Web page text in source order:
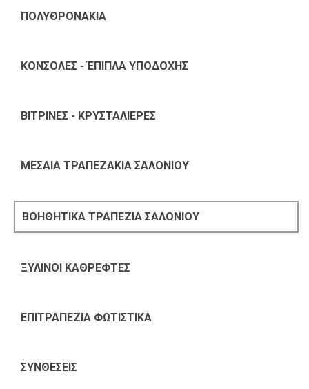
ΠΟΛΥΘΡΟΝΑΚΙΑ
ΚΟΝΣΟΛΕΣ - ΈΠΙΠΛΑ ΥΠΟΔΟΧΗΣ
ΒΙΤΡΙΝΕΣ - ΚΡΥΣΤΑΛΙΕΡΕΣ
ΜΕΣΑΙΑ ΤΡΑΠΕΖΑΚΙΑ ΣΑΛΟΝΙΟΥ
ΒΟΗΘΗΤΙΚΑ ΤΡΑΠΕΖΙΑ ΣΑΛΟΝΙΟΥ
ΞΥΛΙΝΟΙ ΚΑΘΡΕΦΤΕΣ
ΕΠΙΤΡΑΠΕΖΙΑ ΦΩΤΙΣΤΙΚΑ
ΣΥΝΘΕΣΕΙΣ